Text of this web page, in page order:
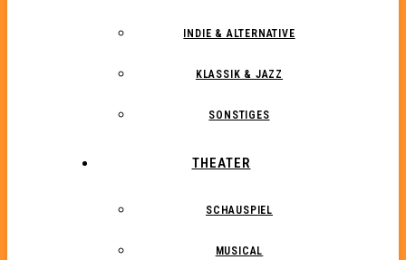
INDIE & ALTERNATIVE
KLASSIK & JAZZ
SONSTIGES
THEATER
SCHAUSPIEL
MUSICAL